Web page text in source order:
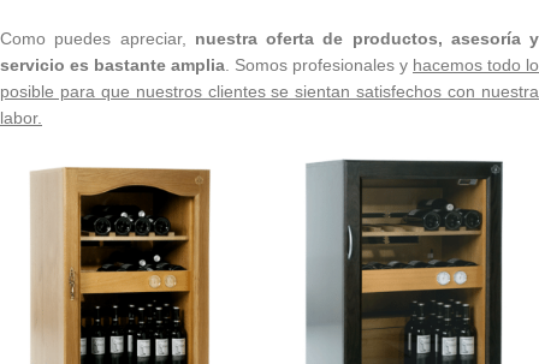
Como puedes apreciar, nuestra oferta de productos, asesoría y
servicio es bastante amplia . Somos profesionales y hacemos todo lo
posible para que nuestros clientes se sientan satisfechos con nuestra
labor.